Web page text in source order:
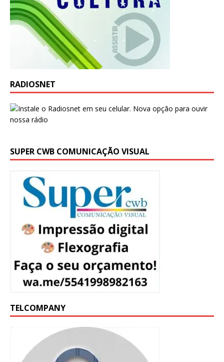
RADIOSNET
SUPER CWB COMUNICAÇÃO VISUAL
TELCOMPANY